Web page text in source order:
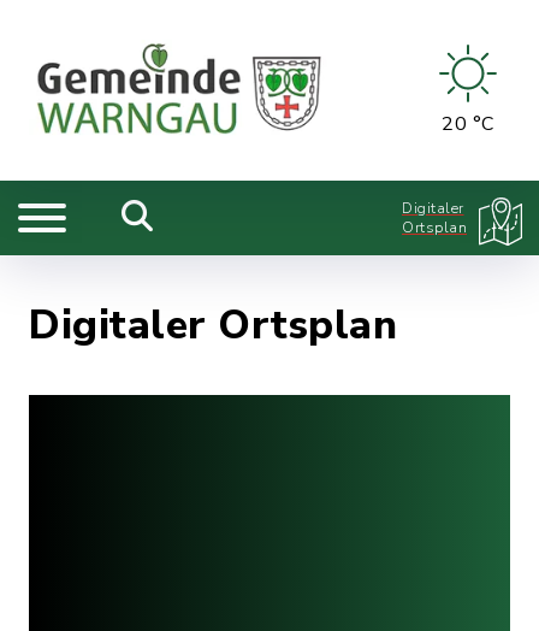
20 °C
Digitaler
Ortsplan
Digitaler Ortsplan